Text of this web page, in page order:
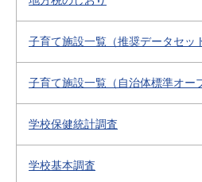
子育て施設一覧（推奨データセッ
子育て施設一覧（自治体標準オー
学校保健統計調査
学校基本調査